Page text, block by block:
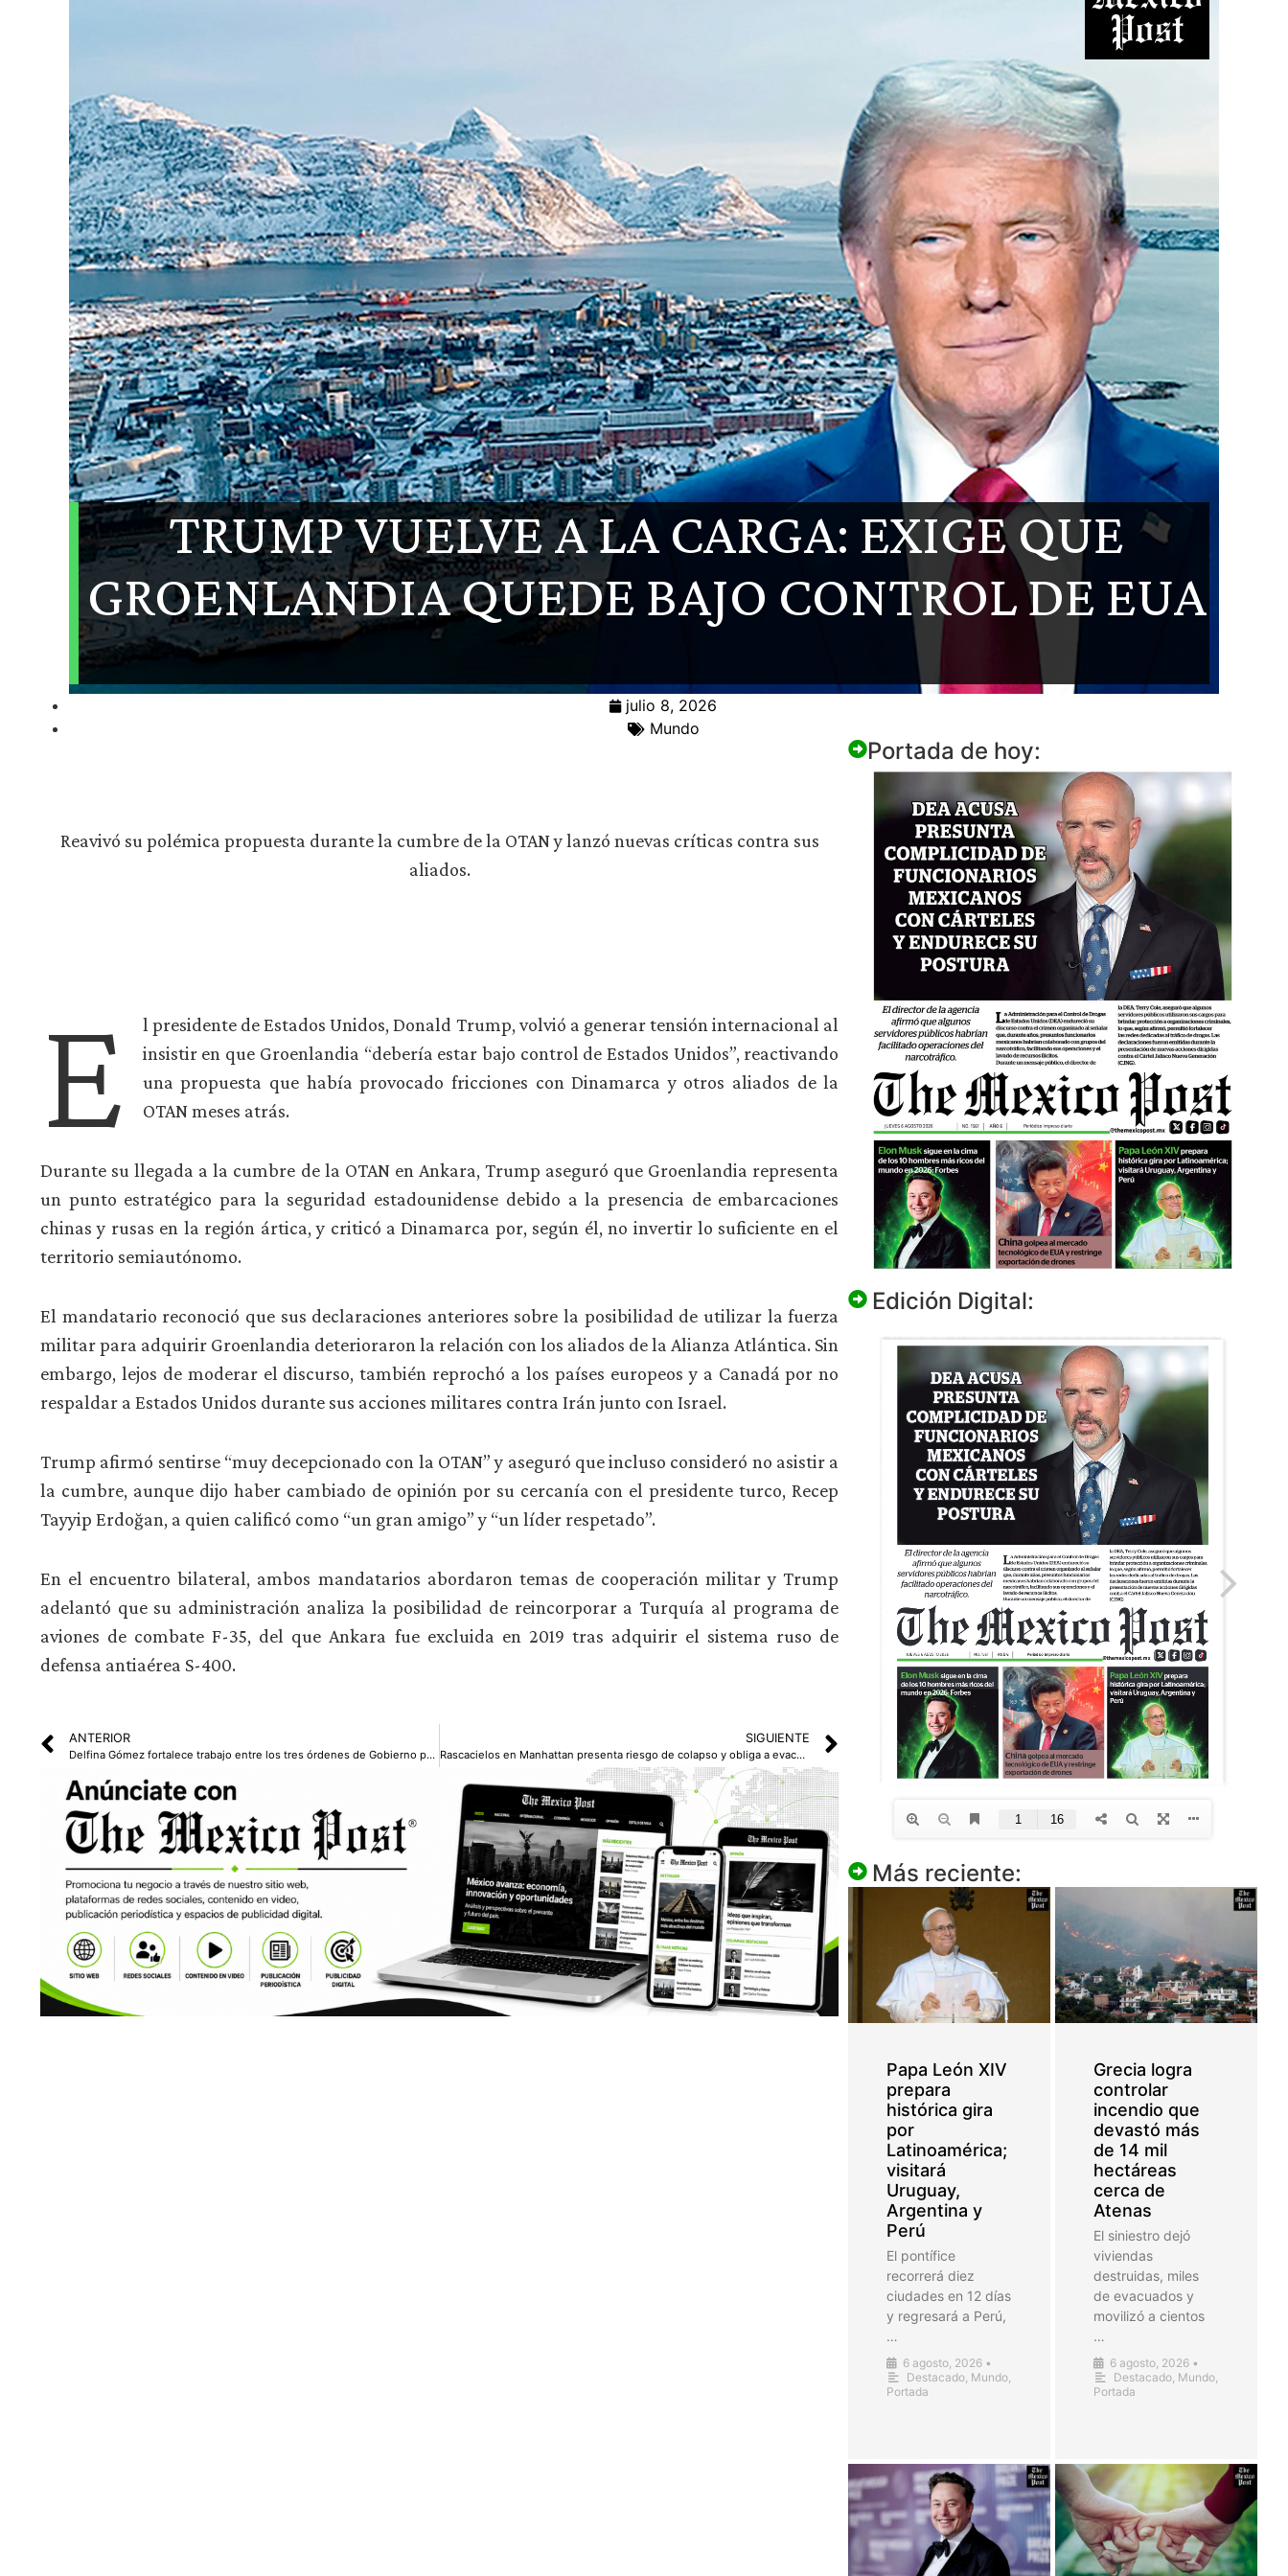
TRUMP VUELVE A LA CARGA: EXIGE QUE
GROENLANDIA QUEDE BAJO CONTROL DE EUA
julio 8, 2026
Mundo
Reavivó su polémica propuesta durante la cumbre de la OTAN y lanzó nuevas críticas contra sus
aliados.
E
l presidente de Estados Unidos, Donald Trump, volvió a generar tensión internacional al
insistir en que Groenlandia “debería estar bajo control de Estados Unidos”, reactivando
una propuesta que había provocado fricciones con Dinamarca y otros aliados de la
OTAN meses atrás.
Durante su llegada a la cumbre de la OTAN en Ankara, Trump aseguró que Groenlandia representa
un punto estratégico para la seguridad estadounidense debido a la presencia de embarcaciones
chinas y rusas en la región ártica, y criticó a Dinamarca por, según él, no invertir lo suficiente en el
territorio semiautónomo.
El mandatario reconoció que sus declaraciones anteriores sobre la posibilidad de utilizar la fuerza
militar para adquirir Groenlandia deterioraron la relación con los aliados de la Alianza Atlántica. Sin
embargo, lejos de moderar el discurso, también reprochó a los países europeos y a Canadá por no
respaldar a Estados Unidos durante sus acciones militares contra Irán junto con Israel.
Trump afirmó sentirse “muy decepcionado con la OTAN” y aseguró que incluso consideró no asistir a
la cumbre, aunque dijo haber cambiado de opinión por su cercanía con el presidente turco, Recep
Tayyip Erdoğan, a quien calificó como “un gran amigo” y “un líder respetado”.
En el encuentro bilateral, ambos mandatarios abordaron temas de cooperación militar y Trump
adelantó que su administración analiza la posibilidad de reincorporar a Turquía al programa de
aviones de combate F-35, del que Ankara fue excluida en 2019 tras adquirir el sistema ruso de
defensa antiaérea S-400.
ANTERIOR
Delfina Gómez fortalece trabajo entre los tres órdenes de Gobierno para consolidar la paz en Edoméx
SIGUIENTE
Rascacielos en Manhattan presenta riesgo de colapso y obliga a evacuar hoteles, escuelas y consulados
Portada de hoy:
Edición Digital:
Más reciente:
Papa León XIV
prepara
histórica gira
por
Latinoamérica;
visitará
Uruguay,
Argentina y
Perú
El pontífice
recorrerá diez
ciudades en 12 días
y regresará a Perú,
…
6 agosto, 2026 •
Destacado Mundo
Portada
Grecia logra
controlar
incendio que
devastó más
de 14 mil
hectáreas
cerca de
Atenas
El siniestro dejó
viviendas
destruidas, miles
de evacuados y
movilizó a cientos
…
6 agosto, 2026 •
Destacado Mundo
Portada